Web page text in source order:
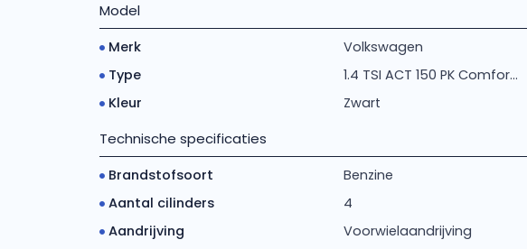
Model
Merk Volkswagen
Type
1.4 TSI ACT 150 PK Comfor...
Kleur
Zwart
Technische specificaties
Brandstofsoort Benzine
Aantal cilinders
4
Aandrijving
Voorwielaandrijving